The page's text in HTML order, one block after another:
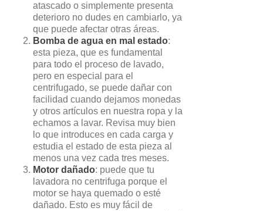
atascado o simplemente presenta
deterioro no dudes en cambiarlo, ya
que puede afectar otras áreas.
Bomba de agua en mal estado:
esta pieza, que es fundamental
para todo el proceso de lavado,
pero en especial para el
centrifugado, se puede dañar con
facilidad cuando dejamos monedas
y otros artículos en nuestra ropa y la
echamos a lavar. Revisa muy bien
lo que introduces en cada carga y
estudia el estado de esta pieza al
menos una vez cada tres meses.
Motor dañado: puede que tu
lavadora no centrifuga porque el
motor se haya quemado o esté
dañado. Esto es muy fácil de